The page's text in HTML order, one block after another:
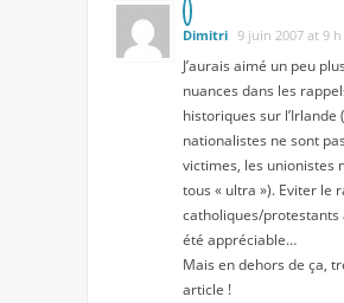
Dimitri 9 juin 2007 at 9
J’aurais aimé un peu
nuances dans les
historiques sur l’Irlande
nationalistes ne sont
victimes, les unionistes
tous « ultra »). Eviter le
catholiques/protestants
été appréciable…
Mais en dehors de ça,
article !